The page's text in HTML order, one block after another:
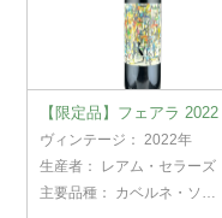
【限定品】フェアラ 2022
ヴィンテージ：2022年
生産者：
レアム・セラーズ
主要品種： カベルネ・ソー